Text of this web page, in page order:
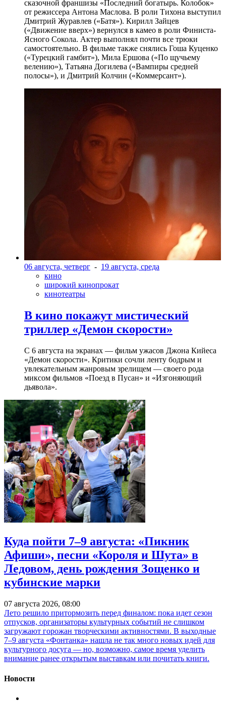
сказочной франшизы «Последний богатырь. Колобок»
от режиссера Антона Маслова. В роли Тихона выступил
Дмитрий Журавлев («Батя»). Кирилл Зайцев
(«Движение вверх») вернулся в камео в роли Финиста-
Ясного Сокола. Актер выполнял почти все трюки
самостоятельно. В фильме также снялись Гоша Куценко
(«Турецкий гамбит»), Мила Ершова («По щучьему
велению»), Татьяна Догилева («Вампиры средней
полосы»), и Дмитрий Колчин («Коммерсант»).
06 августа, четверг - 19 августа, среда
кино
широкий кинопрокат
кинотеатры
В кино покажут мистический
триллер «Демон скорости»
С 6 августа на экранах — фильм ужасов Джона Кийеса
«Демон скорости». Критики сочли ленту бодрым и
увлекательным жанровым зрелищeм — своего рода
миксом фильмов «Поезд в Пусан» и «Изгоняющий
дьявола».
Куда пойти 7–9 августа: «Пикник
Афиши», песни «Короля и Шута» в
Ледовом, день рождения Зощенко и
кубинские марки
07 августа 2026, 08:00
Лето решило притормозить перед финалом: пока идет сезон
отпусков, организаторы культурных событий не слишком
загружают горожан творческими активностями. В выходные
7–9 августа «Фонтанка» нашла не так много новых идей для
культурного досуга — но, возможно, самое время уделить
внимание ранее открытым выставкам или почитать книги.
Новости